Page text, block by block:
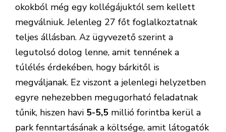
okokból még egy kollégájuktól sem kellett
megválniuk. Jelenleg 27 főt foglalkoztatnak
teljes állásban. Az ügyvezető szerint a
legutolsó dolog lenne, amit tennének a
túlélés érdekében, hogy bárkitől is
megváljanak. Ez viszont a jelenlegi helyzetben
egyre nehezebben megugorható feladatnak
tűnik, hiszen havi 5-5,5 millió forintba kerül a
park fenntartásának a költsége, amit látogatók